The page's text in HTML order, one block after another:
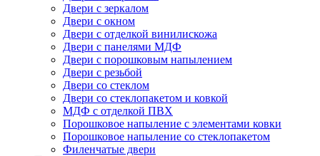
Двери с зеркалом
Двери с окном
Двери с отделкой винилискожа
Двери с панелями МДФ
Двери с порошковым напылением
Двери с резьбой
Двери со стеклом
Двери со стеклопакетом и ковкой
МДФ с отделкой ПВХ
Порошковое напыление с элементами ковки
Порошковое напыление со стеклопакетом
Филенчатые двери